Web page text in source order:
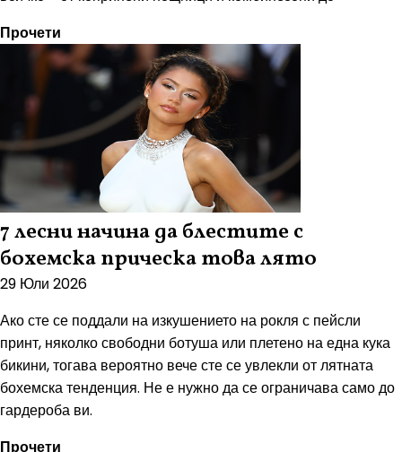
Прочети
7 лесни начина да блестите с
бохемска прическа това лято
29 Юли 2026
Ако сте се поддали на изкушението на рокля с пейсли
принт, няколко свободни ботуша или плетено на една кука
бикини, тогава вероятно вече сте се увлекли от лятната
бохемска тенденция. Не е нужно да се ограничава само до
гардероба ви.
Прочети